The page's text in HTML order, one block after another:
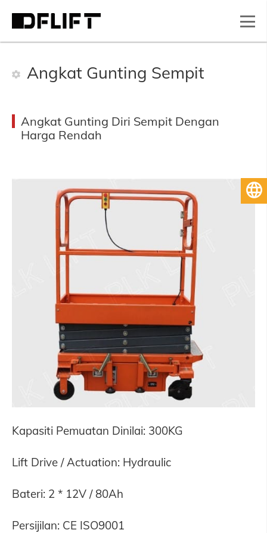
Angkat Gunting Sempit
Angkat Gunting Diri Sempit Dengan
Harga Rendah
Kapasiti Pemuatan Dinilai: 300KG
Lift Drive / Actuation: Hydraulic
Bateri: 2 * 12V / 80Ah
Persijilan: CE ISO9001
Bahasa Melayu